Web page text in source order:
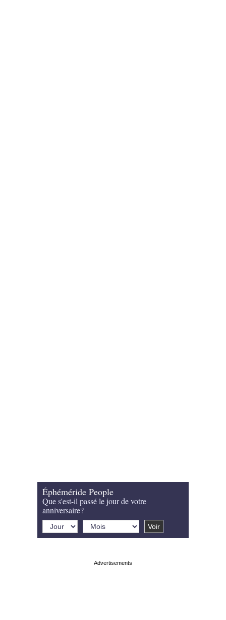
Éphéméride People
Que s'est-il passé le jour de votre
anniversaire?